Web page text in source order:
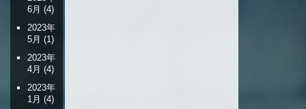
6月 (4)
2023年
5月 (1)
2023年
4月 (4)
2023年
1月 (4)